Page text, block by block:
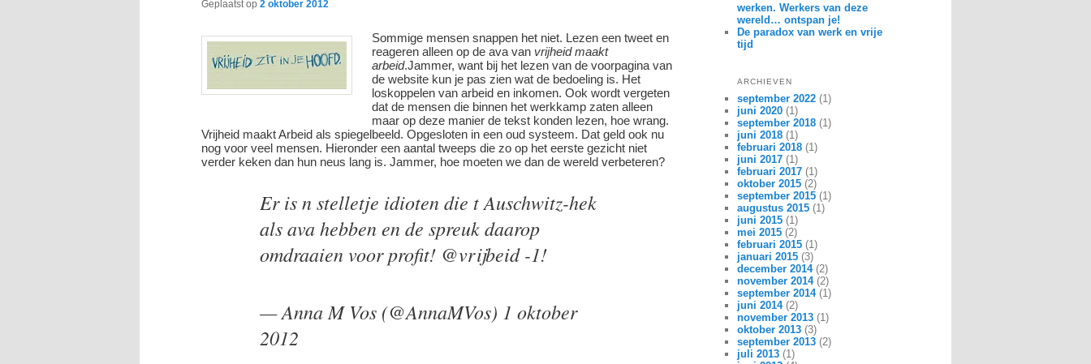
Geplaatst op 2 oktober 2012
Sommige mensen snappen het niet. Lezen een tweet en
reageren alleen op de ava van vrijheid maakt
arbeid.Jammer, want bij het lezen van de voorpagina van
de website kun je pas zien wat de bedoeling is. Het
loskoppelen van arbeid en inkomen. Ook wordt vergeten
dat de mensen die binnen het werkkamp zaten alleen
maar op deze manier de tekst konden lezen, hoe wrang.
Vrijheid maakt Arbeid als spiegelbeeld. Opgesloten in een oud systeem. Dat geld ook nu
nog voor veel mensen. Hieronder een aantal tweeps die zo op het eerste gezicht niet
verder keken dan hun neus lang is. Jammer, hoe moeten we dan de wereld verbeteren?
Er is n stelletje idioten die t Auschwitz-hek
als ava hebben en de spreuk daarop
omdraaien voor profit! @vrijbeid -1!
— Anna M Vos (@AnnaMVos) 1 oktober
2012
werken. Werkers van deze
wereld… ontspan je!
De paradox van werk en vrije
tijd
ARCHIEVEN
september 2022 (1)
juni 2020 (1)
september 2018 (1)
juni 2018 (1)
februari 2018 (1)
juni 2017 (1)
februari 2017 (1)
oktober 2015 (2)
september 2015 (1)
augustus 2015 (1)
juni 2015 (1)
mei 2015 (2)
februari 2015 (1)
januari 2015 (3)
december 2014(2)
november 2014(2)
september 2014(1)
juni 2014(2)
november 2013 (1)
oktober 2013 (3)
september 2013 (2)
juli 2013 (1)